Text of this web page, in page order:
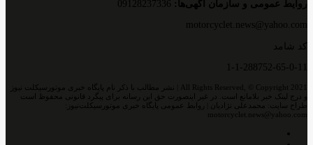
روایط عمومی و سازمان آگهی‌ها:
motorcyclet.news@yahoo.com
کد شامد
1-1-288752-65-0-11
All Rights Reserved, © Copyright 2021 | نشر مطالب با ذکر نام پایگاه خبری موتورسیکلت نیوز
و درج لینک خبر بلامانع است. در غیر اینصورت حق این رسانه برای پیگرد قانونی محفوظ است
طراح سایت: محمدعلی نژادیان | روابط عمومی پایگاه خبری موتورسیکلت‌نیوز:
motorcyclet.news@yahoo.com